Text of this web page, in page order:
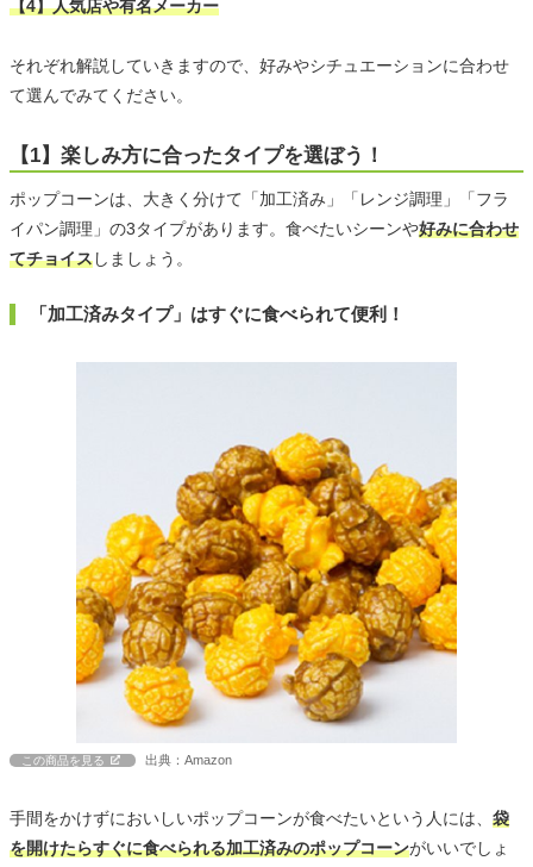
【4】人気店や有名メーカー
それぞれ解説していきますので、好みやシチュエーションに合わせ
て選んでみてください。
【1】楽しみ方に合ったタイプを選ぼう！
ポップコーンは、大きく分けて「加工済み」「レンジ調理」「フラ
イパン調理」の3タイプがあります。食べたいシーンや好みに合わせ
てチョイスしましょう。
「加工済みタイプ」はすぐに食べられて便利！
この商品を見る 出典：Amazon
手間をかけずにおいしいポップコーンが食べたいという人には、 袋
を開けたらすぐに食べられる加工済みのポップコーンがいいでしょ